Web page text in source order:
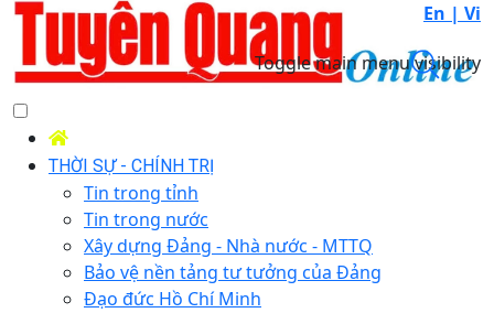
En | Vi
Toggle main menu visibility
THỜI SỰ - CHÍNH TRỊ
Tin trong tỉnh
Tin trong nước
Xây dựng Đảng - Nhà nước - MTTQ
Bảo vệ nền tảng tư tưởng của Đảng
Đạo đức Hồ Chí Minh